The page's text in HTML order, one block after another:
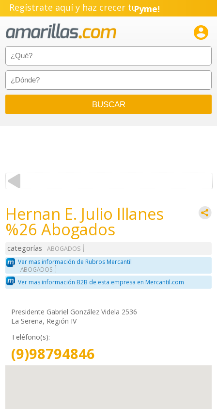
Regístrate aquí y haz crecer tuPyme!
Emprendimiento!

Hernan E. Julio Illanes
%26 Abogados
categorías
ABOGADOS
Ver mas información de Rubros Mercantil
ABOGADOS
Ver mas información B2B de esta empresa en Mercantil.com
Presidente Gabriel González Videla 2536
La Serena, Región IV
Teléfono(s):
(9)98794846